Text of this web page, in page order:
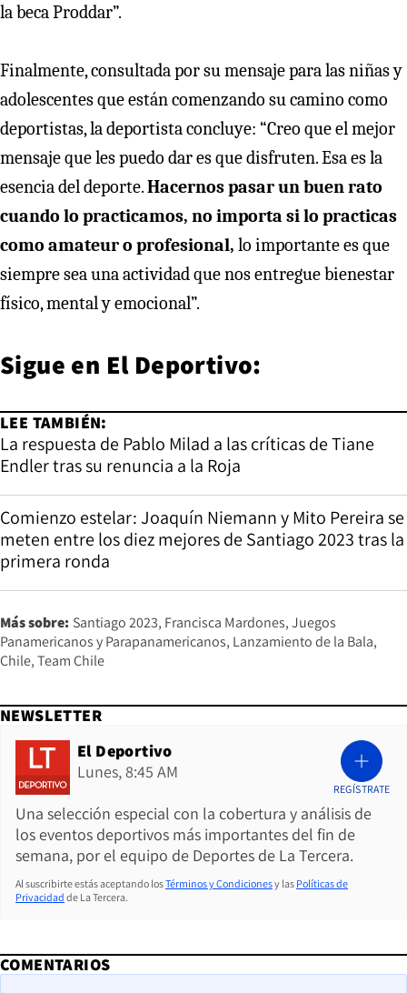
la beca Proddar”.
Finalmente, consultada por su mensaje para las niñas y
adolescentes que están comenzando su camino como
deportistas, la deportista concluye: “Creo que el mejor
mensaje que les puedo dar es que disfruten. Esa es la
esencia del deporte.Hacernos pasar un buen rato
cuando lo practicamos, no importa si lo practicas
como amateur o profesional, lo importante es que
siempre sea una actividad que nos entregue bienestar
físico, mental y emocional”.
Sigue en El Deportivo:
LEE TAMBIÉN:
La respuesta de Pablo Milad a las críticas de Tiane
Endler tras su renuncia a la Roja
Comienzo estelar: Joaquín Niemann y Mito Pereira se
meten entre los diez mejores de Santiago 2023 tras la
primera ronda
Más sobre: Santiago 2023 Francisca Mardones Juegos
Panamericanos y Parapanamericanos Lanzamiento de la Bala
Chile Team Chile
NEWSLETTER
El Deportivo
Lunes, 8:45 AM
Una selección especial con la cobertura y análisis de
los eventos deportivos más importantes del fin de
semana, por el equipo de Deportes de La Tercera.
REGÍSTRATE
Al suscribirte estás aceptando losTérminos y Condicionesy las Políticas de
Privacidad de La Tercera.
COMENTARIOS